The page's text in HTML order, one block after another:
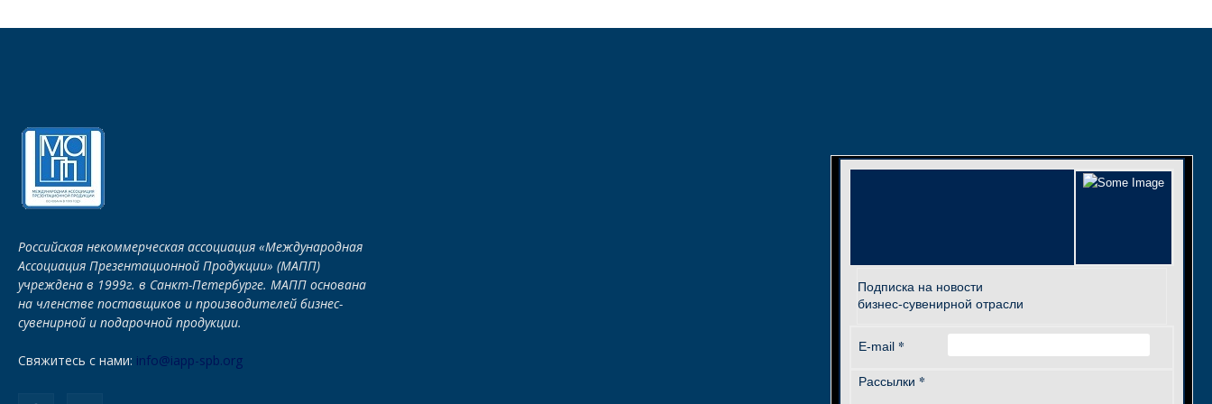
Российская некоммерческая ассоциация «Международная
Ассоциация Презентационной Продукции» (МАПП)
учреждена в 1999г. в Санкт-Петербурге. МАПП основана
на членстве поставщиков и производителей бизнес-
сувенирной и подарочной продукции.
Свяжитесь с нами: info@iapp-spb.org
Подписка на новости
бизнес-сувенирной отрасли
E-mail *
Рассылки *